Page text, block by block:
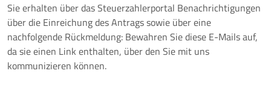
Sie erhalten über das Steuerzahlerportal Benachrichtigungen
über die Einreichung des Antrags sowie über eine
nachfolgende Rückmeldung: Bewahren Sie diese E-Mails auf,
da sie einen Link enthalten, über den Sie mit uns
kommunizieren können.